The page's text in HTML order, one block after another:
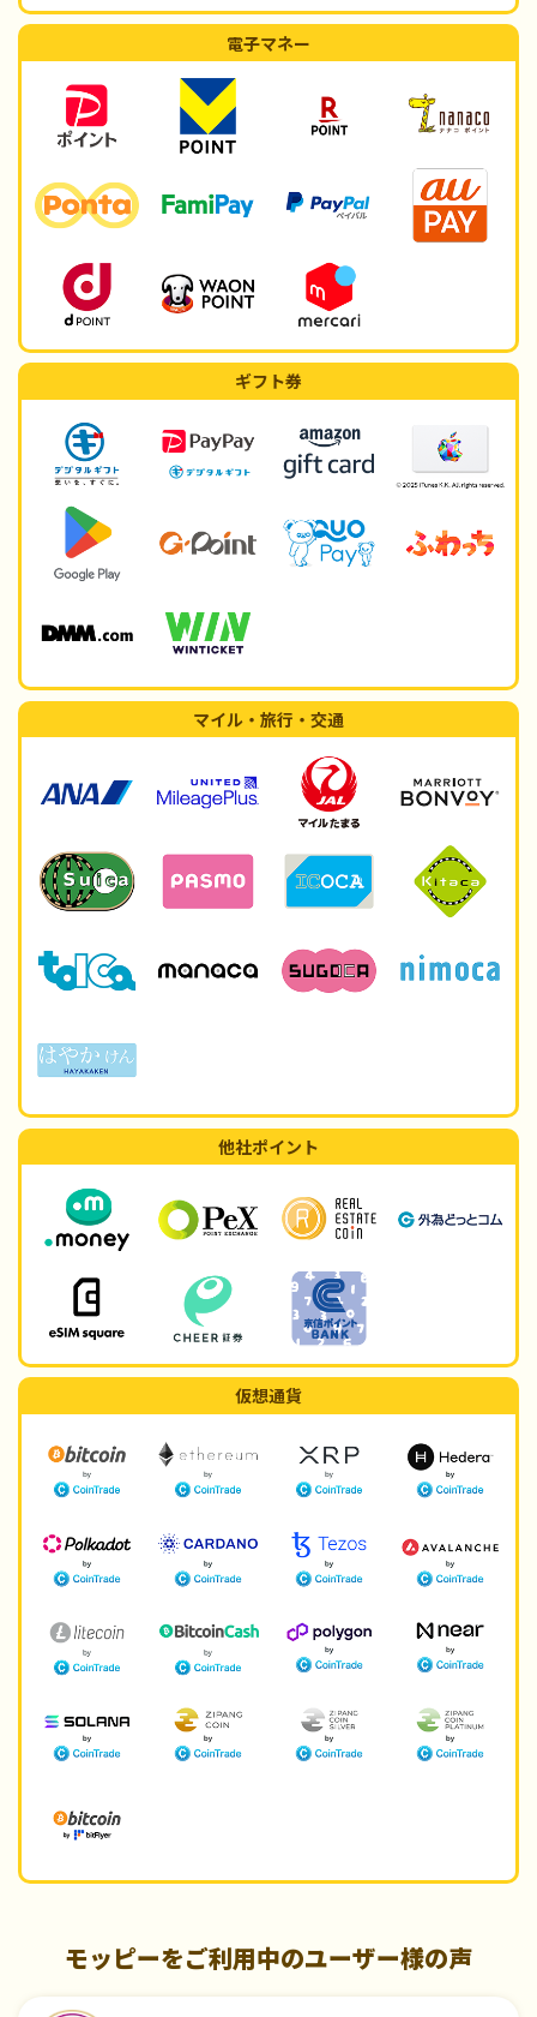
電子マネー
ギフト券
マイル・旅行・交通
他社ポイント
仮想通貨
モッピーをご利用中のユーザー様の声